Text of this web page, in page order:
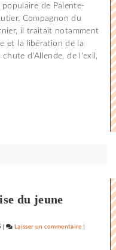
du
de
Rochelle
de Palente-
Compagnon du
il traitait notamment
et la libération de la
d'Allende, de l'exil,
du jeune
| Laisser un commentaire on
|